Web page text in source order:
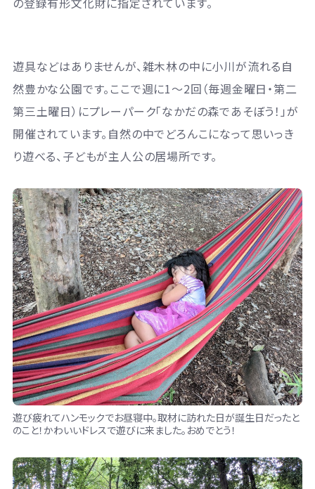
遊具などはありませんが、雑木林の中に小川が流れる自
然豊かな公園です。ここで週に1〜2回（毎週金曜日・第二
第三土曜日）にプレーパーク「なかだの森であそぼう！」が
開催されています。自然の中でどろんこになって思いっき
り遊べる、子どもが主人公の居場所です。
遊び疲れてハンモックでお昼寝中。取材に訪れた日が誕生日だったと
のこと！かわいいドレスで遊びに来ました。おめでとう！